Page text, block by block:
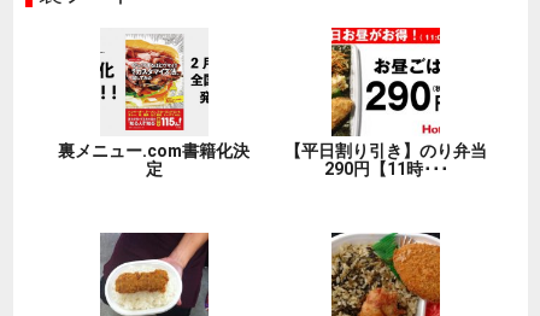
裏メニュー.com書籍化決
定
【平日割り引き】のり弁当
290円【11時･･･